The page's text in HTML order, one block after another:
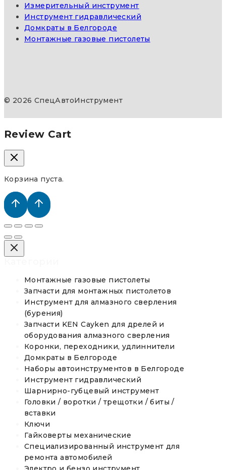
Измерительный инструмент
Инструмент гидравлический
Домкраты в Белгороде
Монтажные газовые пистолеты
© 2026 СпецАвтоИнструмент
Review Cart
Корзина пуста.
Монтажные газовые пистолеты
Запчасти для монтажных пистолетов
Инструмент для алмазного сверления
(бурения)
Запчасти KEN Cayken для дрелей и
оборудования алмазного сверления
Коронки, переходники, удлиннители
Домкраты в Белгороде
Наборы автоинструментов в Белгороде
Инструмент гидравлический
Шарнирно-губцевый инструмент
Головки / воротки / трещотки / биты /
вставки
Ключи
Гайковерты механические
Специализированный инструмент для
ремонта автомобилей